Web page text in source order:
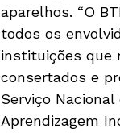
aparelhos. “O
todos os
instituições que
consertados e
Serviço
Aprendizagem